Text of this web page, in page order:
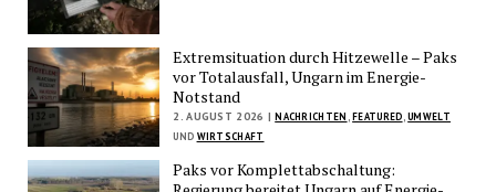
Extremsituation durch Hitzewelle – Paks
vor Totalausfall, Ungarn im Energie-
Notstand
2. AUGUST 2026 | NACHRICHTEN ,FEATURED,UMWELT
UND WIRTSCHAFT
Paks vor Komplettabschaltung: